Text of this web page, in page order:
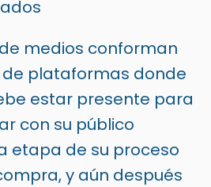
medios conforman
plataformas donde
estar presente para
con su público
etapa de su proceso
y aún después